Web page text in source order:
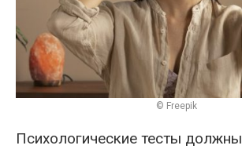
© Freepik
Психологические тесты должны